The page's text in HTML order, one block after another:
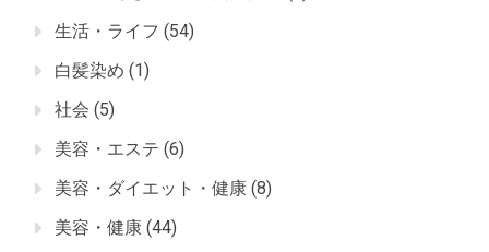
生活・ライフ (54)
白髪染め (1)
社会 (5)
美容・エステ (6)
美容・ダイエット・健康 (8)
美容・健康 (44)